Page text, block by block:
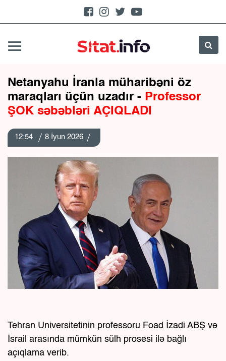
Netanyahu İranla müharibəni öz
maraqları üçün uzadır - Professor
ŞOK səbəbləri AÇIQLADI
12:54 8 İyun 2026
Tehran Universitetinin professoru Foad İzadi ABŞ və
İsrail arasında mümkün sülh prosesi ilə bağlı
açıqlama verib.